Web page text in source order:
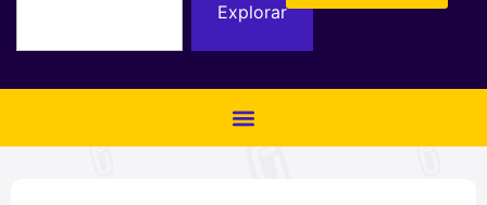
Explorar